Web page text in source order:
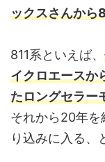
ックスさんから
811系といえば、
イクロエースか
たロングセラー
それから20年を
り込みに入る、